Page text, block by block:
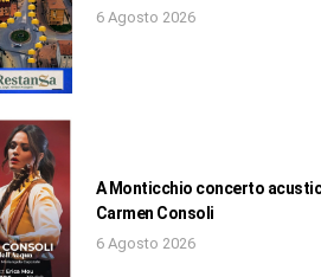
6 Agosto 2026
A Monticchio concerto
Carmen Consoli
6 Agosto 2026